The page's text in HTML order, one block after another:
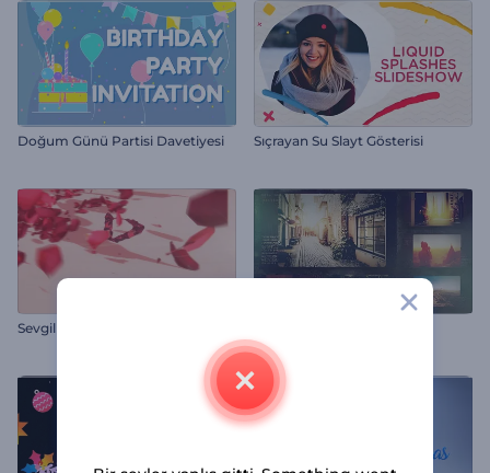
Doğum Günü Partisi Davetiyesi Sıçrayan Su Slayt Gösterisi
Sevgililer Günü Intro